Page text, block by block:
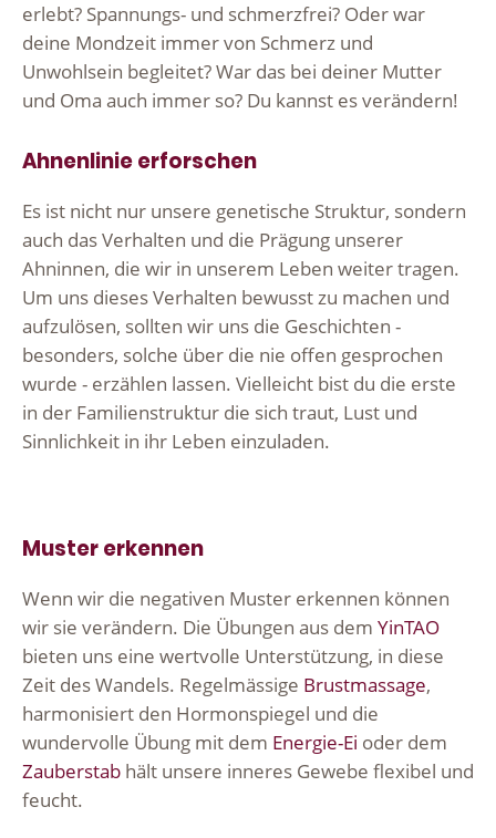
erlebt? Spannungs- und schmerzfrei? Oder war
deine Mondzeit immer von Schmerz und
Unwohlsein begleitet? War das bei deiner Mutter
und Oma auch immer so? Du kannst es verändern!
Ahnenlinie erforschen
Es ist nicht nur unsere genetische Struktur, sondern
auch das Verhalten und die Prägung unserer
Ahninnen, die wir in unserem Leben weiter tragen.
Um uns dieses Verhalten bewusst zu machen und
aufzulösen, sollten wir uns die Geschichten -
besonders, solche über die nie offen gesprochen
wurde - erzählen lassen. Vielleicht bist du die erste
in der Familienstruktur die sich traut, Lust und
Sinnlichkeit in ihr Leben einzuladen.
Muster erkennen
Wenn wir die negativen Muster erkennen können
wir sie verändern. Die Übungen aus dem YinTAO
bieten uns eine wertvolle Unterstützung, in diese
Zeit des Wandels. Regelmässige Brustmassage,
harmonisiert den Hormonspiegel und die
wundervolle Übung mit dem Energie-Ei oder dem
Zauberstab hält unsere inneres Gewebe flexibel und
feucht.